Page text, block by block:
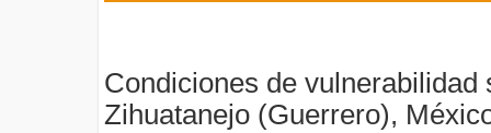
Condiciones de vulnerabilidad
Zihuatanejo (Guerrero),